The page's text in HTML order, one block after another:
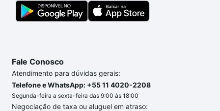
compra, veja em nosso portal quanto custa comprar
um apartamento e conte com a gente para comprar
Fale Conosco
Atendimento para dúvidas gerais:
Telefone e WhatsApp: +55 11 4020-2208
Segunda-feira a sexta-feira das 9:00 às 18:00
Negociação de taxa ou aluguel em atraso: